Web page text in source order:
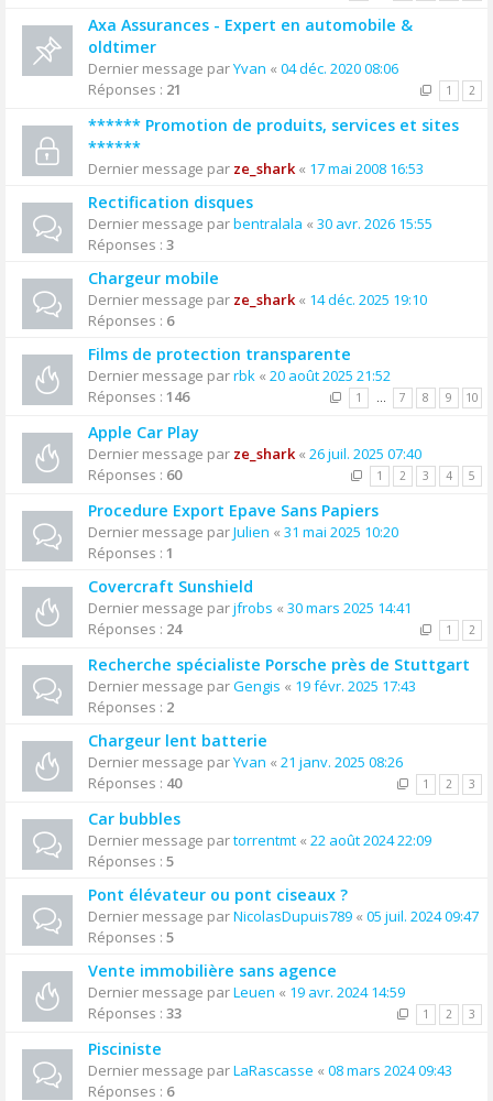
Axa Assurances - Expert en automobile &
oldtimer
Dernier message parYvan « 04 déc. 2020 08:06
Réponses : 21 1 2
****** Promotion de produits, services et sites
******
Dernier message par ze_shark« 17 mai 2008 16:53
Rectification disques
Dernier message parbentralala « 30 avr. 2026 15:55
Réponses : 3
Chargeur mobile
Dernier message par ze_shark« 14 déc. 2025 19:10
Réponses : 6
Films de protection transparente
Dernier message parrbk « 20 août 2025 21:52
Réponses : 146 1 … 7 8 9 10
Apple Car Play
Dernier message par ze_shark« 26 juil. 2025 07:40
Réponses : 60 1 2 3 4 5
Procedure Export Epave Sans Papiers
Dernier message parJulien « 31 mai 2025 10:20
Réponses : 1
Covercraft Sunshield
Dernier message parjfrobs « 30 mars 2025 14:41
Réponses : 24 1 2
Recherche spécialiste Porsche près de Stuttgart
Dernier message parGengis « 19 févr. 2025 17:43
Réponses : 2
Chargeur lent batterie
Dernier message parYvan « 21 janv. 2025 08:26
Réponses : 40 1 2 3
Car bubbles
Dernier message partorrentmt « 22 août 2024 22:09
Réponses : 5
Pont élévateur ou pont ciseaux ?
Dernier message parNicolasDupuis789 « 05 juil. 2024 09:47
Réponses : 5
Vente immobilière sans agence
Dernier message parLeuen « 19 avr. 2024 14:59
Réponses : 33 1 2 3
Pisciniste
Dernier message parLaRascasse « 08 mars 2024 09:43
Réponses : 6